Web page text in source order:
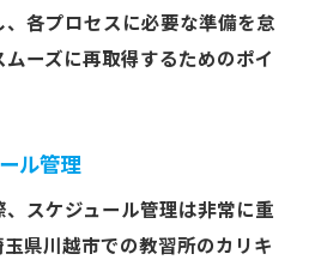
各プロセスに必要な準備を怠
ーズに再取得するためのポイ
ル管理
スケジュール管理は非常に重
県川越市での教習所のカリキ